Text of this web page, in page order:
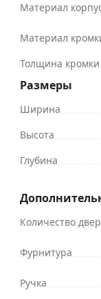
Материал
Материал
Толщина кромки
Размеры
Ширина
Высота
Глубина
Количество
Фурнитура
Ручка